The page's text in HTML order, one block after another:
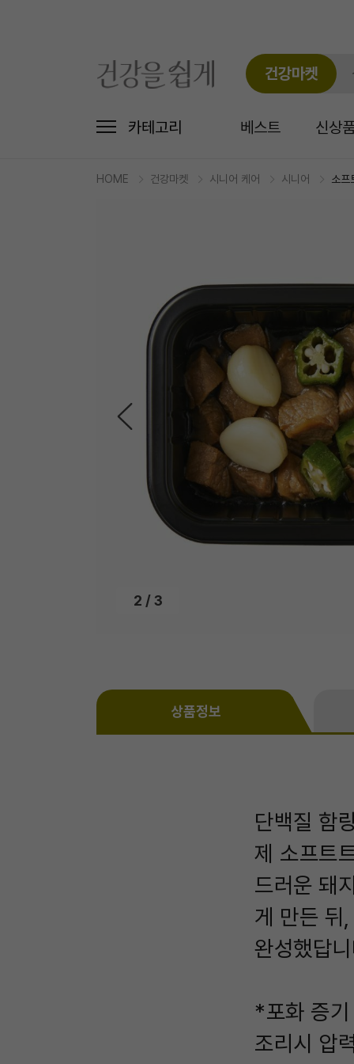
건강마켓
카테고리 베스트 신상
HOME 건강마켓 시니어 케어 시니어 소프
3 /3
상품정보
단백질 함
제 소프트
드러운 돼
게 만든 뒤
완성했답
*포화 증
조리시 압